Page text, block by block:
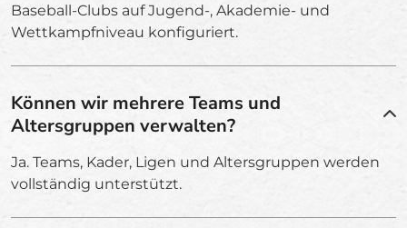
Baseball-Clubs auf Jugend-, Akademie- und
Wettkampfniveau konfiguriert.
Können wir mehrere Teams und
Altersgruppen verwalten?
Ja. Teams, Kader, Ligen und Altersgruppen werden
vollständig unterstützt.